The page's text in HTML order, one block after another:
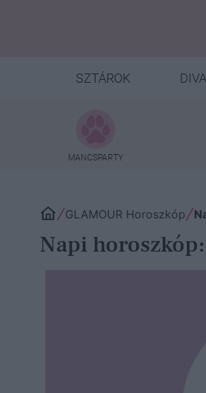
SZTÁROK
MANCSPARTY
GLAMOUR Horoszkóp
Napi